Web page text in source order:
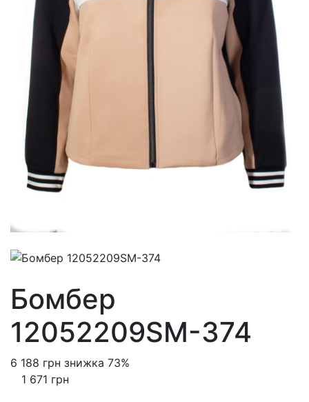
Бомбер
12052209SM-374
6 188 грн знижка 73%
1 671 грн